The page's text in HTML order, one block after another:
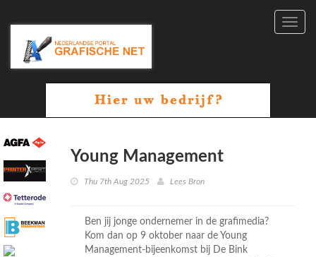
Young Management
Thu 7th Aug 2025 Lees Bron
Ben jij jonge ondernemer in de grafimedia?
Kom dan op 9 oktober naar de Young
Management-bijeenkomst bij De Bink